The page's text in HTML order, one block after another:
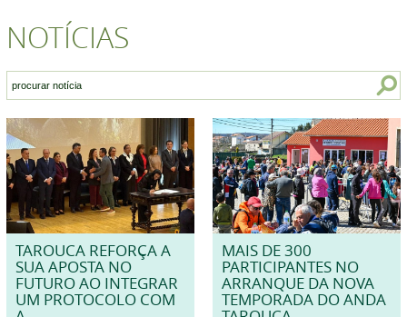
NOTÍCIAS
TAROUCA REFORÇA A
SUA APOSTA NO
FUTURO AO INTEGRAR
UM PROTOCOLO COM
MAIS DE 300
PARTICIPANTES NO
ARRANQUE DA NOVA
TEMPORADA DO ANDA